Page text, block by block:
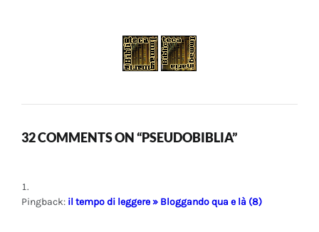
32 COMMENTS ON “PSEUDOBIBLIA”
Pingback: il tempo di leggere » Bloggando qua e là (8)